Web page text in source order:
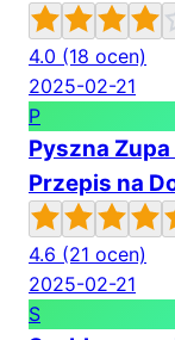
4.0 (18 ocen)
2025-02-21
P
Pyszna
Przepis na
4.6 (21 ocen)
2025-02-21
S